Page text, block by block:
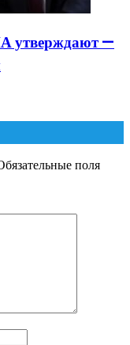
утверждают —
поля